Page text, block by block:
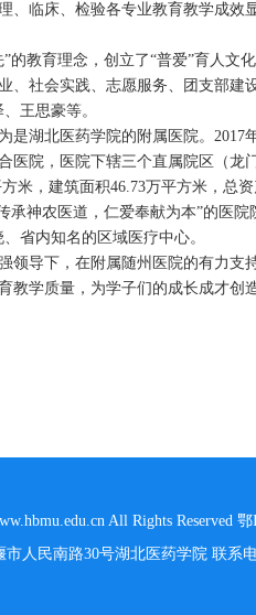
、临床、检验各专业教育教学成
的教育理念，创立了“普爱”育人
、社会实践、志愿服务、团支部
王思豪等。
是湖北医药学院的附属医院。
医院，医院下辖三个直属院区（龙
米，建筑面积46.73万平方米，总
承神农医道，仁爱奉献为本”的医
省内知名的区域医疗中心。
领导下，在附属随州医院的有力
教学质量，为学子们的成长成才
All Rights Reserved
人民南路30号湖北医药学院 联系